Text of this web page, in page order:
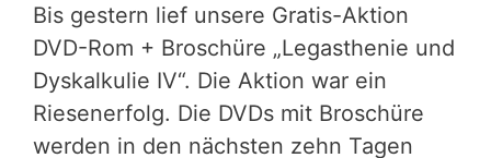
Bis gestern lief unsere Gratis-Aktion
DVD-Rom + Broschüre „Legasthenie und
Dyskalkulie IV“. Die Aktion war ein
Riesenerfolg. Die DVDs mit Broschüre
werden in den nächsten zehn Tagen